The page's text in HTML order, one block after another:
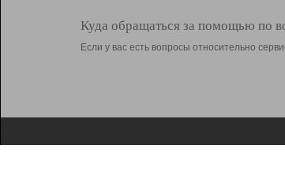
Куда обращаться за помощью по
Если у вас есть вопросы относительно